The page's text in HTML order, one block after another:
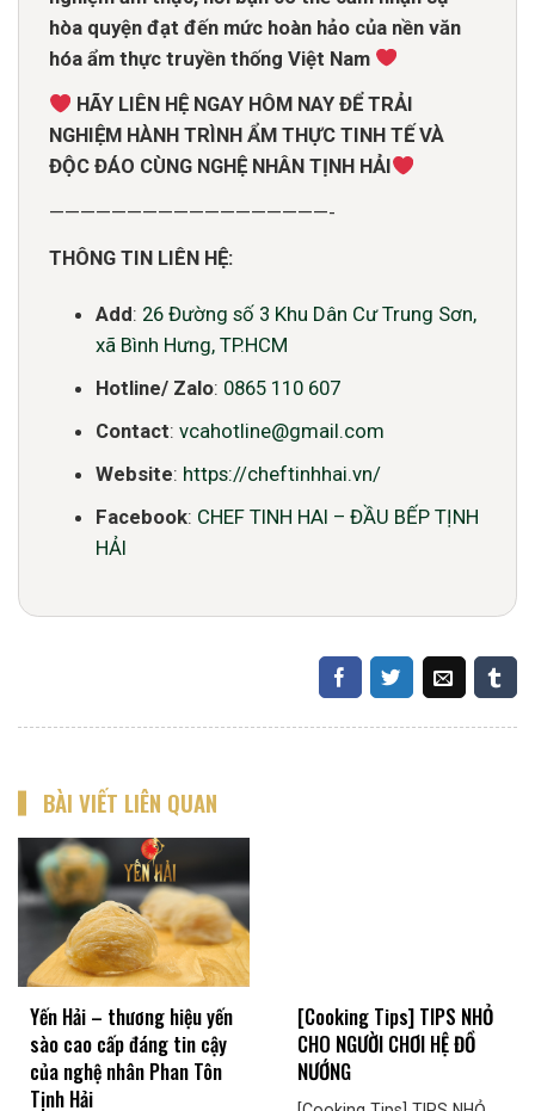
hòa quyện đạt đến mức hoàn hảo của nền văn
hóa ẩm thực truyền thống Việt Nam
HÃY LIÊN HỆ NGAY HÔM NAY ĐỂ TRẢI
NGHIỆM HÀNH TRÌNH ẨM THỰC TINH TẾ VÀ
ĐỘC ĐÁO CÙNG NGHỆ NHÂN TỊNH HẢI
——————————————————-
THÔNG TIN LIÊN HỆ:
Add: 26 Đường số 3 Khu Dân Cư Trung Sơn,
xã Bình Hưng, TP.HCM
Hotline/ Zalo: 0865 110 607
Contact: vcahotline@gmail.com
Website: https://cheftinhhai.vn/
Facebook: CHEF TINH HAI – ĐẦU BẾP TỊNH
HẢI
BÀI VIẾT LIÊN QUAN
Yến Hải – thương hiệu yến
sào cao cấp đáng tin cậy
của nghệ nhân Phan Tôn
Tịnh Hải
[Cooking Tips] TIPS NHỎ
CHO NGƯỜI CHƠI HỆ ĐỒ
NƯỚNG